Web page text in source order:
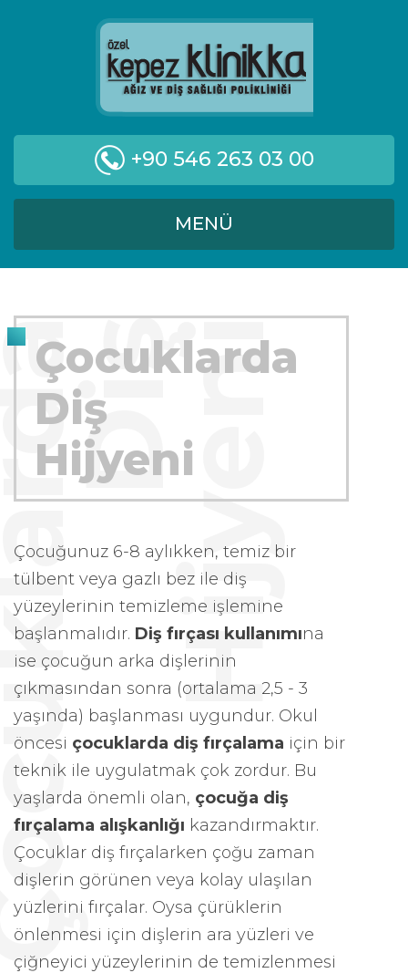
+90 546 263 03 00
MENÜ
i
Çocuklarda
Diş
Hijyeni
Çocuğunuz 6-8 aylıkken, temiz bir
tülbent veya gazlı bez ile diş
yüzeylerinin temizleme işlemine
başlanmalıdır. Diş fırçası kullanımına
ise çocuğun arka dişlerinin
çıkmasından sonra (ortalama 2,5 - 3
yaşında) başlanması uygundur. Okul
öncesi çocuklarda diş fırçalama için bir
teknik ile uygulatmak çok zordur. Bu
yaşlarda önemli olan, çocuğa diş
fırçalama alışkanlığı kazandırmaktır.
Çocuklar diş fırçalarken çoğu zaman
dişlerin görünen veya kolay ulaşılan
yüzlerini fırçalar. Oysa çürüklerin
önlenmesi için dişlerin ara yüzleri ve
çiğneyici yüzeylerinin de temizlenmesi